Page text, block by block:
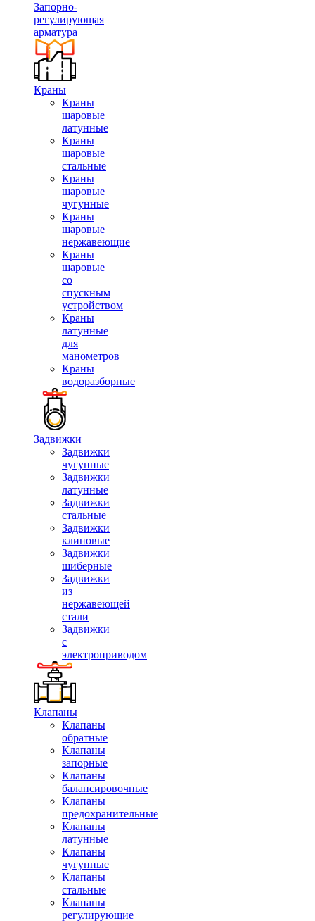
Запорно-
регулирующая
арматура
Краны
Краны
шаровые
латунные
Краны
шаровые
стальные
Краны
шаровые
чугунные
Краны
шаровые
нержавеющие
Краны
шаровые
со
спускным
устройством
Краны
латунные
для
манометров
Краны
водоразборные
Задвижки
Задвижки
чугунные
Задвижки
латунные
Задвижки
стальные
Задвижки
клиновые
Задвижки
шиберные
Задвижки
из
нержавеющей
стали
Задвижки
с
электроприводом
Клапаны
Клапаны
обратные
Клапаны
запорные
Клапаны
балансировочные
Клапаны
предохранительные
Клапаны
латунные
Клапаны
чугунные
Клапаны
стальные
Клапаны
регулирующие